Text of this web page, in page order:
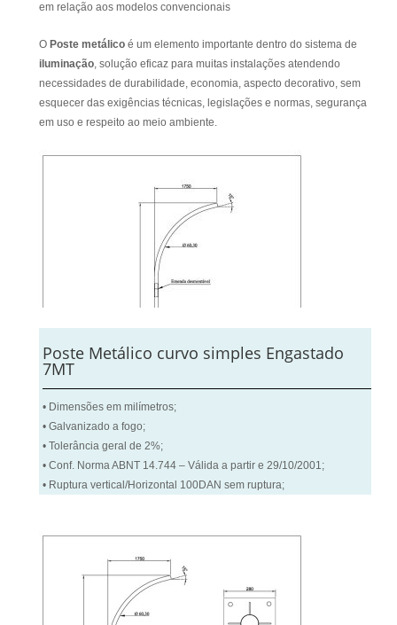
em relação aos modelos convencionais
O Poste metálico é um elemento importante dentro do sistema de
iluminação, solução eficaz para muitas instalações atendendo
necessidades de durabilidade, economia, aspecto decorativo, sem
esquecer das exigências técnicas, legislações e normas, segurança
em uso e respeito ao meio ambiente.
Poste Metálico curvo simples Engastado
7MT
• Dimensões em milímetros;
• Galvanizado a fogo;
• Tolerância geral de 2%;
• Conf. Norma ABNT 14.744 – Válida a partir e 29/10/2001;
• Ruptura vertical/Horizontal 100DAN sem ruptura;